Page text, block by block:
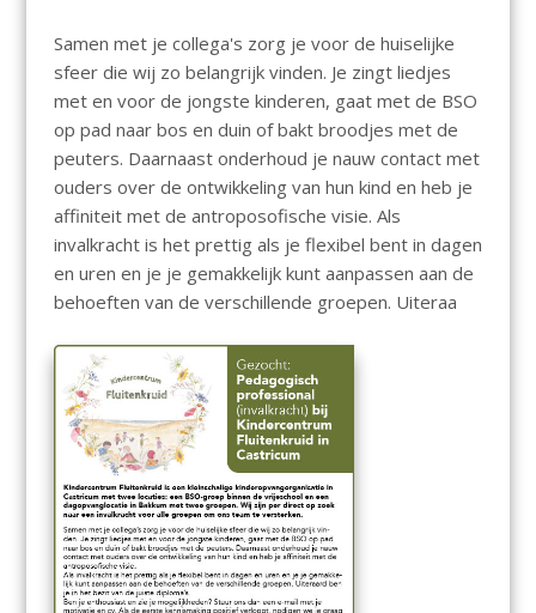
Samen met je collega's zorg je voor de huiselijke
sfeer die wij zo belangrijk vinden. Je zingt liedjes
met en voor de jongste kinderen, gaat met de BSO
op pad naar bos en duin of bakt broodjes met de
peuters. Daarnaast onderhoud je nauw contact met
ouders over de ontwikkeling van hun kind en heb je
affiniteit met de antroposofische visie. Als
invalkracht is het prettig als je flexibel bent in dagen
en uren en je je gemakkelijk kunt aanpassen aan de
behoeften van de verschillende groepen. Uiteraa